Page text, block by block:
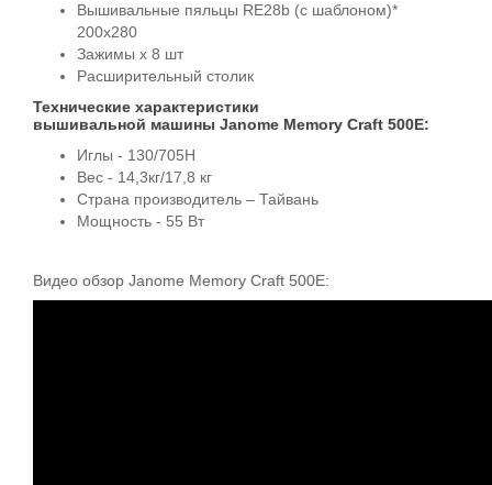
Вышивальные пяльцы RE28b (с шаблоном)*
200х280
Зажимы х 8 шт
Расширительный столик
Технические характеристики
вышивальной машины Janome Memory Craft 500E:
Иглы - 130/705Н
Вес - 14,3кг/17,8 кг
Страна производитель – Тайвань
Мощность - 55 Вт
Видео обзор Janome Memory Craft 500E: